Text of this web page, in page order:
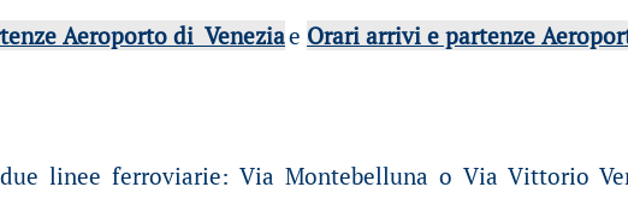
Aeroporto di Veneziae Orari arrivi e partenze
linee ferroviarie: Via Montebelluna o Via Vittorio